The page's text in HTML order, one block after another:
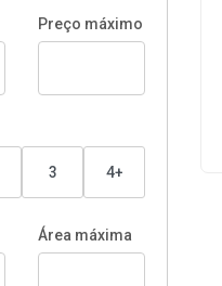
Preço máximo
3 4+
Área máxima